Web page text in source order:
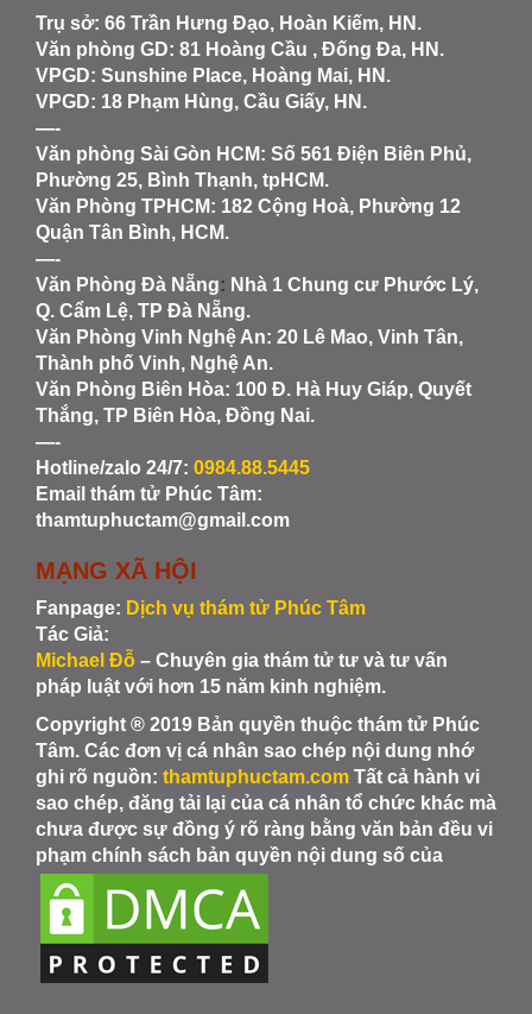
Trụ sở: 66 Trần Hưng Đạo, Hoàn Kiếm, HN.
Văn phòng GD: 81 Hoàng Cầu , Đống Đa, HN.
VPGD: Sunshine Place, Hoàng Mai, HN.
VPGD: 18 Phạm Hùng, Cầu Giấy, HN.
—-
Văn phòng Sài Gòn HCM: Số 561 Điện Biên Phủ,
Phường 25, Bình Thạnh, tpHCM.
Văn Phòng TPHCM: 182 Cộng Hoà, Phường 12
Quận Tân Bình, HCM.
—-
Văn Phòng Đà Nẵng: Nhà 1 Chung cư Phước Lý,
Q. Cẩm Lệ, TP Đà Nẵng.
Văn Phòng Vinh Nghệ An: 20 Lê Mao, Vinh Tân,
Thành phố Vinh, Nghệ An.
Văn Phòng Biên Hòa: 100 Đ. Hà Huy Giáp, Quyết
Thắng, TP Biên Hòa, Đồng Nai.
—-
Hotline/zalo 24/7: 0984.88.5445
Email thám tử Phúc Tâm:
thamtuphuctam@gmail.com
MẠNG XÃ HỘI
Fanpage: Dịch vụ thám tử Phúc Tâm
Tác Giả:
Michael Đỗ – Chuyên gia thám tử tư và tư vấn
pháp luật với hơn 15 năm kinh nghiệm.
Copyright ® 2019 Bản quyền thuộc thám tử Phúc
Tâm. Các đơn vị cá nhân sao chép nội dung nhớ
ghi rõ nguồn: thamtuphuctam.com Tất cả hành vi
sao chép, đăng tải lại của cá nhân tổ chức khác mà
chưa được sự đồng ý rõ ràng bằng văn bản đều vi
phạm chính sách bản quyền nội dung số của